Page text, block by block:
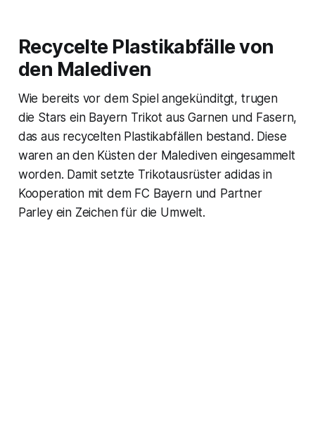
Recycelte Plastikabfälle von
den Malediven
Wie bereits vor dem Spiel angekünditgt, trugen
die Stars ein Bayern Trikot aus Garnen und Fasern,
das aus recycelten Plastikabfällen bestand. Diese
waren an den Küsten der Malediven eingesammelt
worden. Damit setzte Trikotausrüster adidas in
Kooperation mit dem FC Bayern und Partner
Parley ein Zeichen für die Umwelt.